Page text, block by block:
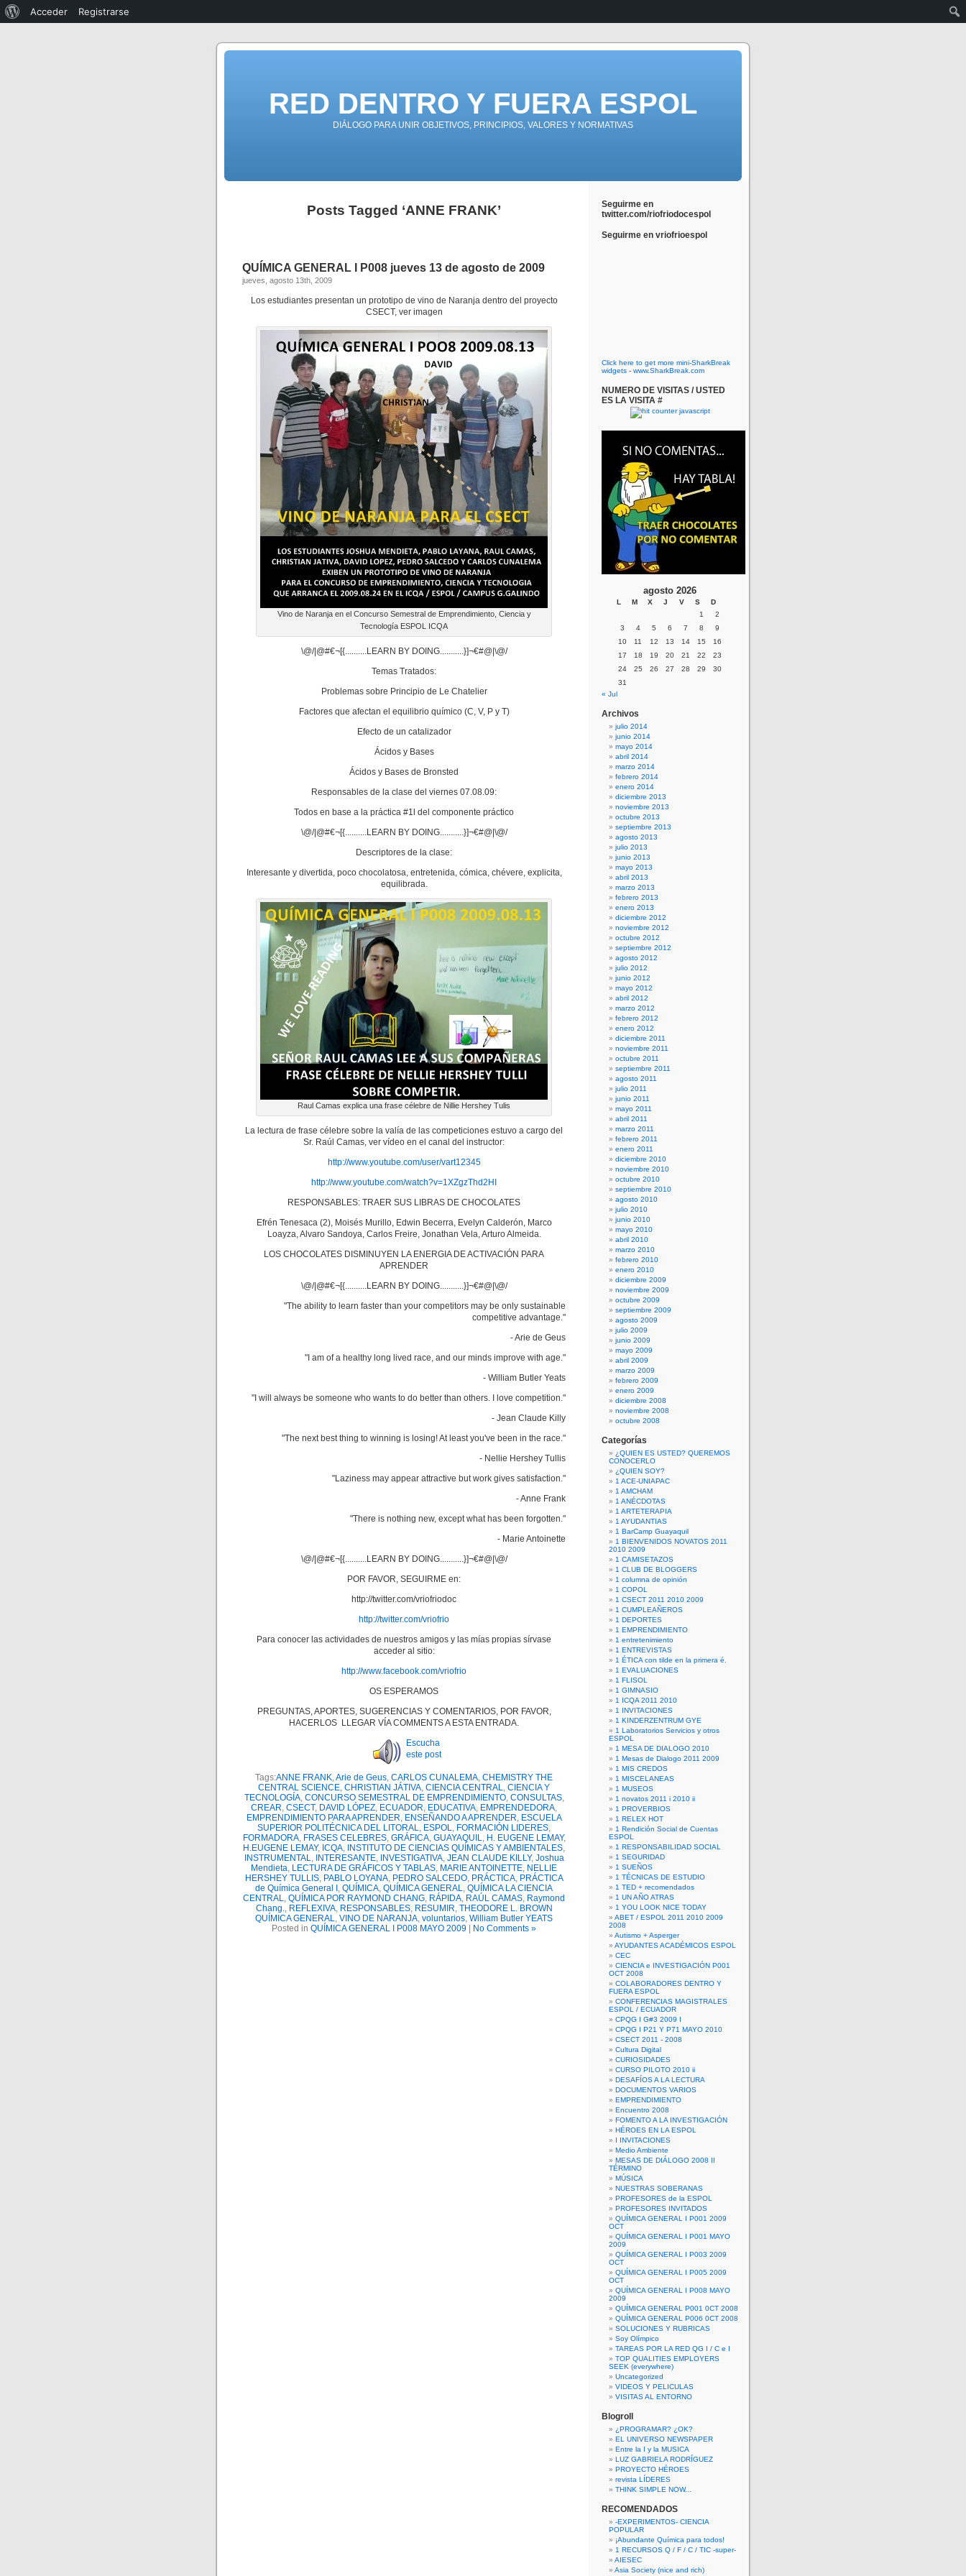
RED DENTRO Y FUERA ESPOL
DIÁLOGO PARA UNIR OBJETIVOS, PRINCIPIOS, VALORES Y NORMATIVAS
Posts Tagged ‘ANNE FRANK’
QUÍMICA GENERAL I P008 jueves 13 de agosto de 2009
jueves, agosto 13th, 2009
Los estudiantes presentan un prototipo de vino de Naranja dentro del proyecto
CSECT, ver imagen
Vino de Naranja en el Concurso Semestral de Emprendimiento, Ciencia y
Tecnología ESPOL ICQA
\@/|@#€¬[{..........LEARN BY DOING...........}]¬€#@|\@/
Temas Tratados:
Problemas sobre Principio de Le Chatelier
Factores que afectan el equilibrio químico (C, V, P y T)
Efecto de un catalizador
Ácidos y Bases
Ácidos y Bases de Bronsted
Responsables de la clase del viernes 07.08.09:
Todos en base a la práctica #1l del componente práctico
\@/|@#€¬[{..........LEARN BY DOING...........}]¬€#@|\@/
Descriptores de la clase:
Interesante y divertida, poco chocolatosa, entretenida, cómica, chévere, explicita,
equilibrada.
Raul Camas explica una frase célebre de Nillie Hershey Tulis
La lectura de frase célebre sobre la valía de las competiciones estuvo a cargo del
Sr. Raúl Camas, ver vídeo en el canal del instructor:
http://www.youtube.com/user/vart12345
http://www.youtube.com/watch?v=1XZgzThd2HI
RESPONSABLES: TRAER SUS LIBRAS DE CHOCOLATES
Efrén Tenesaca (2), Moisés Murillo, Edwin Becerra, Evelyn Calderón, Marco
Loayza, Alvaro Sandoya, Carlos Freire, Jonathan Vela, Arturo Almeida.
LOS CHOCOLATES DISMINUYEN LA ENERGIA DE ACTIVACIÓN PARA
APRENDER
\@/|@#€¬[{..........LEARN BY DOING...........}]¬€#@|\@/
"The ability to learn faster than your competitors may be only sustainable
competitive advantage."
- Arie de Geus
"I am of a healthy long lived race, and our minds improve with age."
- William Butler Yeats
"I will always be someone who wants to do better than others. I love competition."
- Jean Claude Killy
"The next best thing to winning is losing! At least you've been in the race."
- Nellie Hershey Tullis
"Laziness may appear attractive but work gives satisfaction."
- Anne Frank
"There is nothing new, except what has been forgotten."
- Marie Antoinette
\@/|@#€¬[{..........LEARN BY DOING...........}]¬€#@|\@/
POR FAVOR, SEGUIRME en:
http://twitter.com/vriofriodoc
http://twitter.com/vriofrio
Para conocer las actividades de nuestros amigos y las mías propias sírvase
acceder al sitio:
http://www.facebook.com/vriofrio
OS ESPERAMOS
PREGUNTAS, APORTES, SUGERENCIAS Y COMENTARIOS, POR FAVOR,
HACERLOS LLEGAR VÍA COMMENTS A ESTA ENTRADA.
Escucha
este post
Tags:ANNE FRANK,Arie de Geus, CARLOS CUNALEMA, CHEMISTRY THE
CENTRAL SCIENCE, CHRISTIAN JÁTIVA, CIENCIA CENTRAL, CIENCIA Y
TECNOLOGÍA, CONCURSO SEMESTRAL DE EMPRENDIMIENTO, CONSULTAS,
CREAR, CSECT, DAVID LÓPEZ, ECUADOR, EDUCATIVA, EMPRENDEDORA,
EMPRENDIMIENTO PARA APRENDER, ENSEÑANDO A APRENDER, ESCUELA
SUPERIOR POLITÉCNICA DEL LITORAL, ESPOL, FORMACIÓN LIDERES,
FORMADORA, FRASES CELEBRES, GRÁFICA, GUAYAQUIL, H. EUGENE LEMAY,
H.EUGENE LEMAY, ICQA, INSTITUTO DE CIENCIAS QUÍMICAS Y AMBIENTALES,
INSTRUMENTAL, INTERESANTE, INVESTIGATIVA, JEAN CLAUDE KILLY, Joshua
Mendieta, LECTURA DE GRÁFICOS Y TABLAS, MARIE ANTOINETTE, NELLIE
HERSHEY TULLIS, PABLO LOYANA, PEDRO SALCEDO, PRÁCTICA, PRÁCTICA
de Química General I , QUÍMICA, QUÍMICA GENERAL, QUÍMICA LA CIENCIA
CENTRAL, QUÍMICA POR RAYMOND CHANG, RÁPIDA, RAÚL CAMAS, Raymond
Chang., REFLEXIVA, RESPONSABLES, RESUMIR, THEODORE L. BROWN
QUÍMICA GENERAL, VINO DE NARANJA, voluntarios, William Butler YEATS
Posted in QUÍMICA GENERAL I P008 MAYO 2009 No Comments »
Seguirme en
twitter.com/riofriodocespol
Seguirme en vriofrioespol
Click here to get more mini-SharkBreak
widgets - www.SharkBreak.com
NUMERO DE VISITAS / USTED
ES LA VISITA #
agosto 2026
L M X J V S
D
1
2
3
4 5 6 7 8
9
10
11 12 13 14 15
16
17
18 19 20 21 22
23
24
25 26 27 28 29
30
31
« Jul
Archivos
julio 2014
junio 2014
mayo 2014
abril 2014
marzo 2014
febrero 2014
enero 2014
diciembre 2013
noviembre 2013
octubre 2013
septiembre 2013
agosto 2013
julio 2013
junio 2013
mayo 2013
abril 2013
marzo 2013
febrero 2013
enero 2013
diciembre 2012
noviembre 2012
octubre 2012
septiembre 2012
agosto 2012
julio 2012
junio 2012
mayo 2012
abril 2012
marzo 2012
febrero 2012
enero 2012
diciembre 2011
noviembre 2011
octubre 2011
septiembre 2011
agosto 2011
julio 2011
junio 2011
mayo 2011
abril 2011
marzo 2011
febrero 2011
enero 2011
diciembre 2010
noviembre 2010
octubre 2010
septiembre 2010
agosto 2010
julio 2010
junio 2010
mayo 2010
abril 2010
marzo 2010
febrero 2010
enero 2010
diciembre 2009
noviembre 2009
octubre 2009
septiembre 2009
agosto 2009
julio 2009
junio 2009
mayo 2009
abril 2009
marzo 2009
febrero 2009
enero 2009
diciembre 2008
noviembre 2008
octubre 2008
Categorías
¿QUIEN ES USTED? QUEREMOS
CONOCERLO
¿QUIEN SOY?
1 ACE-UNIAPAC
1 AMCHAM
1 ANÉCDOTAS
1 ARTETERAPIA
1 AYUDANTIAS
1 BarCamp Guayaquil
1 BIENVENIDOS NOVATOS 2011
2010 2009
1 CAMISETAZOS
1 CLUB DE BLOGGERS
1 columna de opinión
1 COPOL
1 CSECT 2011 2010 2009
1 CUMPLEAÑEROS
1 DEPORTES
1 EMPRENDIMIENTO
1 entretenimiento
1 ENTREVISTAS
1 ÉTICA con tilde en la primera é.
1 EVALUACIONES
1 FLISOL
1 GIMNASIO
1 ICQA 2011 2010
1 INVITACIONES
1 KINDERZENTRUM GYE
1 Laboratorios Servicios y otros
ESPOL
1 MESA DE DIALOGO 2010
1 Mesas de Dialogo 2011 2009
1 MIS CREDOS
1 MISCELANEAS
1 MUSEOS
1 novatos 2011 i 2010 ii
1 PROVERBIOS
1 RELEX HOT
1 Rendición Social de Cuentas
ESPOL
1 RESPONSABILIDAD SOCIAL
1 SEGURIDAD
1 SUEÑOS
1 TÉCNICAS DE ESTUDIO
1 TED + recomendados
1 UN AÑO ATRAS
1 YOU LOOK NICE TODAY
ABET / ESPOL 2011 2010 2009
2008
Autismo + Asperger
AYUDANTES ACADÉMICOS ESPOL
CEC
CIENCIA e INVESTIGACIÓN P001
OCT 2008
COLABORADORES DENTRO Y
FUERA ESPOL
CONFERENCIAS MAGISTRALES
ESPOL / ECUADOR
CPQG I G#3 2009 I
CPQG I P21 Y P71 MAYO 2010
CSECT 2011 - 2008
Cultura Digital
CURIOSIDADES
CURSO PILOTO 2010 ii
DESAFÍOS A LA LECTURA
DOCUMENTOS VARIOS
EMPRENDIMIENTO
Encuentro 2008
FOMENTO A LA INVESTIGACIÓN
HÉROES EN LA ESPOL
I INVITACIONES
Medio Ambiente
MESAS DE DIÁLOGO 2008 II
TÉRMINO
MÚSICA
NUESTRAS SOBERANAS
PROFESORES de la ESPOL
PROFESORES INVITADOS
QUÍMICA GENERAL I P001 2009
OCT
QUÍMICA GENERAL I P001 MAYO
2009
QUÍMICA GENERAL I P003 2009
OCT
QUÍMICA GENERAL I P005 2009
OCT
QUÍMICA GENERAL I P008 MAYO
2009
QUÍMICA GENERAL P001 0CT 2008
QUÍMICA GENERAL P006 0CT 2008
SOLUCIONES Y RUBRICAS
Soy Olímpico
TAREAS POR LA RED QG I / C e I
TOP QUALITIES EMPLOYERS
SEEK (everywhere)
Uncategorized
VIDEOS Y PELICULAS
VISITAS AL ENTORNO
Blogroll
¿PROGRAMAR? ¿OK?
EL UNIVERSO NEWSPAPER
Entre la I y la MUSICA
LUZ GABRIELA RODRÍGUEZ
PROYECTO HÉROES
revista LÍDERES
THINK SIMPLE NOW...
RECOMENDADOS
-EXPERIMENTOS- CIENCIA
POPULAR
¡Abundante Química para todos!
1 RECURSOS Q / F / C / TIC -super-
AIESEC
Asia Society (nice and rich)
Acceder Registrarse